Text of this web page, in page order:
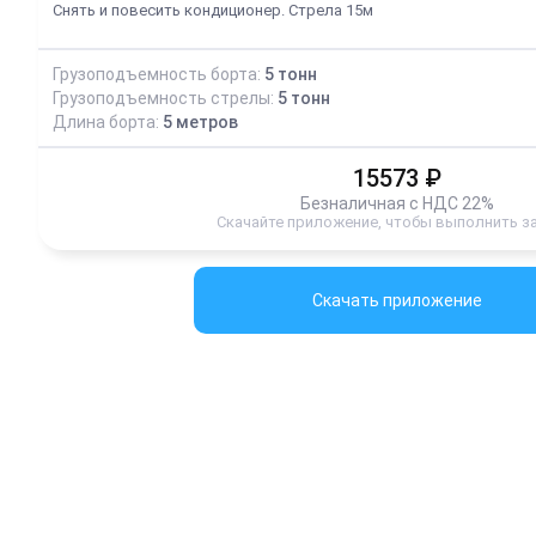
Снять и повесить кондиционер. Стрела 15м
Грузоподъемность борта: 5 тонн
Грузоподъемность стрелы: 5 тонн
Длина борта: 5 метров
15573 ₽
Безналичная с НДС 22%
Скачайте приложение, чтобы выполнить
Скачать приложение